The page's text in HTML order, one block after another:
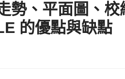
勢、平面圖、
的優點與缺點